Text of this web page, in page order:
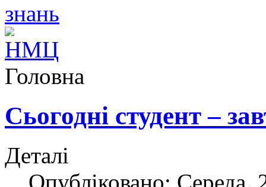
Головна
Сьогодні студент –
Деталі